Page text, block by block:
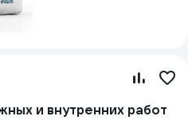
и внутренних работ